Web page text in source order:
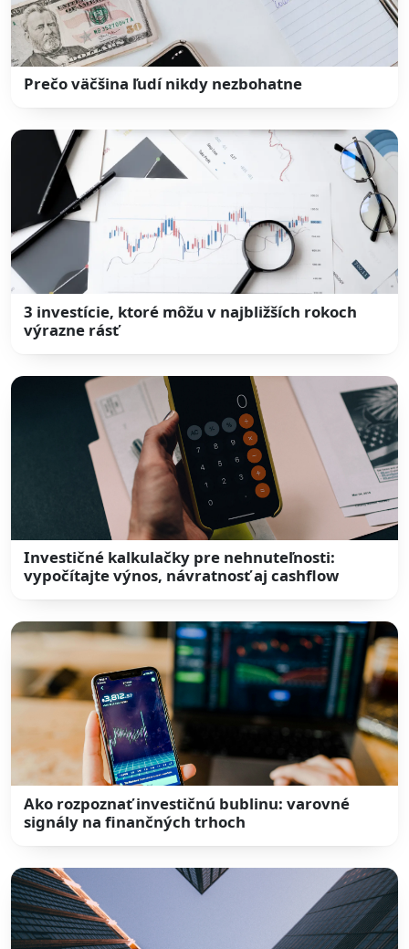
Prečo väčšina ľudí nikdy nezbohatne
3 investície, ktoré môžu v najbližších rokoch
výrazne rásť
Investičné kalkulačky pre nehnuteľnosti:
vypočítajte výnos, návratnosť aj cashflow
Ako rozpoznať investičnú bublinu: varovné
signály na finančných trhoch